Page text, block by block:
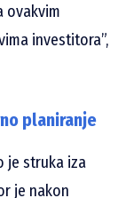
ovakvim
investitora”,
planiranje
je struka iza
je nakon